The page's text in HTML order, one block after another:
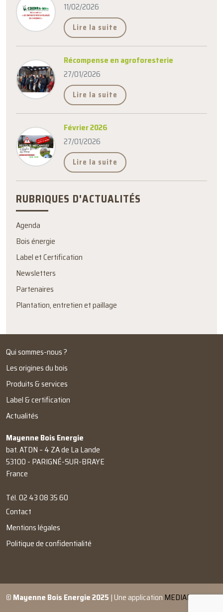
11/02/2026
Lire la suite
Récompense en agroforesterie
27/01/2026
Lire la suite
Février 2026
27/01/2026
Lire la suite
RUBRIQUES D'ACTUALITÉS
Agenda
Bois énergie
Label et Certification
Newsletters
Partenaires
Plantation, entretien et paillage
Qui sommes-nous ?
Les origines du bois
Produits & services
Label & certification
Actualités
Mayenne Bois Energie
bat. ATDN – 4 ZA de La Lande
53100 - PARIGNÉ-SUR-BRAYE
France
Tél.02 43 08 35 60
Contact
Mentions légales
Politique de confidentialité
© Mayenne Bois Energie 2025 | Une application MEDIAPRODEV